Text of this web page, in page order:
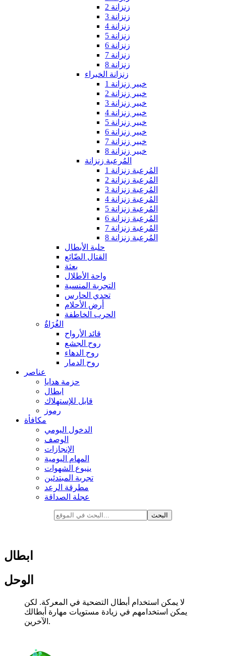
زنزانة 2
زنزانة 3
زنزانة 4
زنزانة 5
زنزانة 6
زنزانة 7
زنزانة 8
زنزانة الخبراء
خبير زنزانة 1
خبير زنزانة 2
خبير زنزانة 3
خبير زنزانة 4
خبير زنزانة 5
خبير زنزانة 6
خبير زنزانة 7
خبير زنزانة 8
المُرعبة زنزانة
المُرعبة زنزانة 1
المُرعبة زنزانة 2
المُرعبة زنزانة 3
المُرعبة زنزانة 4
المُرعبة زنزانة 5
المُرعبة زنزانة 6
المُرعبة زنزانة 7
المُرعبة زنزانة 8
حلبة الأبطال
القتال الضّائع
بعثة
واحة الأطلال
التجربة المنسية
تحدي الحارس
أرض الأحلام
الحرب الخاطفة
الغُزَاةٌ
قائد الأرواح
روح الجشع
روح الدهاء
روح الدمار
عناصر
حزمة هدايا
ابطال
قابل للإستهلاك
رموز
مكافأة
الدخول اليومي
الوصف
الإنجازات
المهام اليومية
ينبوع الشهوات
تجربة المبتدئين
مطرقة الرعد
عجلة الصداقة
ابطال
الوحل
لا يمكن استخدام أبطال التضحية في المعركة. لكن
يمكن استخدامهم في زيادة مستويات مهارة أبطالك
الآخرين.